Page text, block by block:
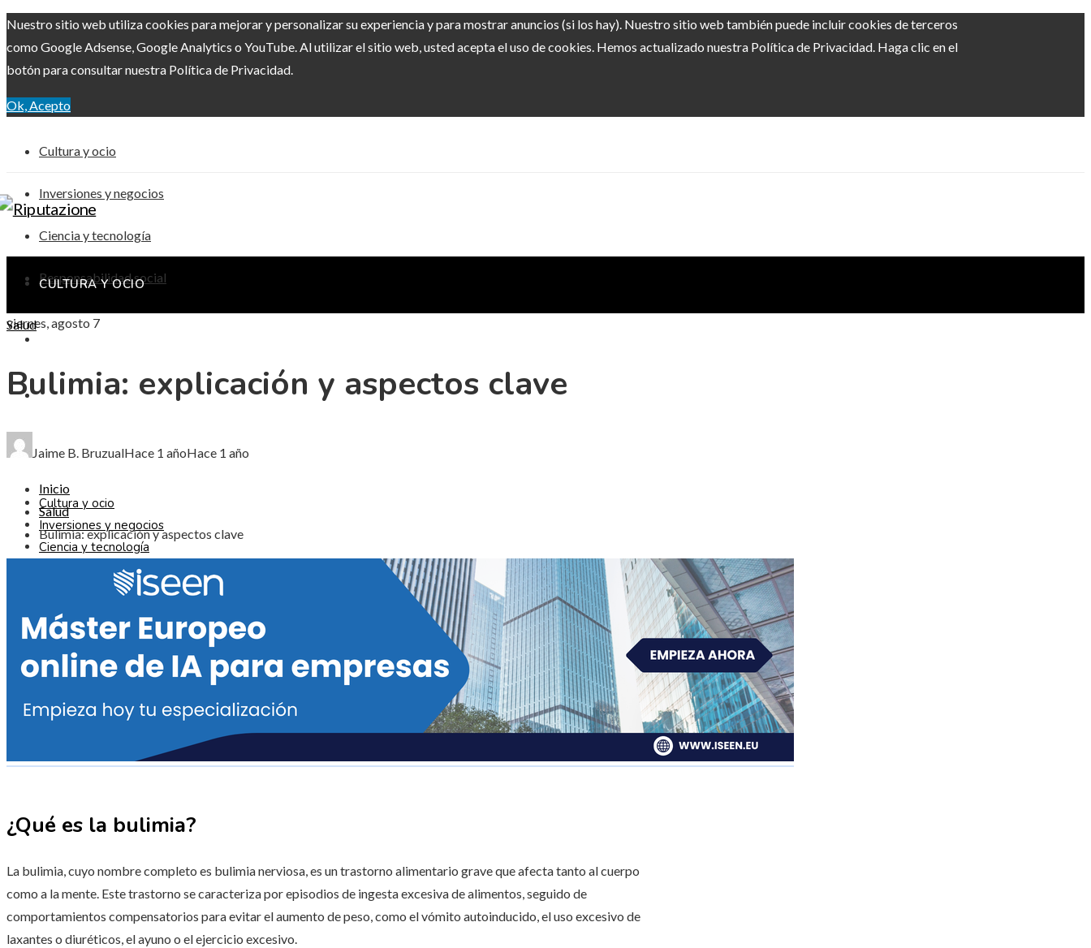
Nuestro sitio web utiliza cookies para mejorar y personalizar su experiencia y para mostrar anuncios (si los hay). Nuestro sitio web también puede incluir cookies de terceros
como Google Adsense, Google Analytics o YouTube. Al utilizar el sitio web, usted acepta el uso de cookies. Hemos actualizado nuestra Política de Privacidad. Haga clic en el
botón para consultar nuestra Política de Privacidad.
Ok, Acepto
Cultura y ocio
Inversiones y negocios
Ciencia y tecnología
Responsabilidad social
viernes, agosto 7
CULTURA Y OCIO
CIENCIA Y TECNOLOGÍA
RESPONSABILIDAD SOCIAL
Cultura y ocio
Inversiones y negocios
Ciencia y tecnología
Responsabilidad social
Salud
Bulimia: explicación y aspectos clave
Jaime B. BruzualHace 1 añoHace 1 año
Inicio
Salud
Bulimia: explicación y aspectos clave
¿Qué es la bulimia?
La bulimia, cuyo nombre completo es bulimia nerviosa, es un trastorno alimentario grave que afecta tanto al cuerpo
como a la mente. Este trastorno se caracteriza por episodios de ingesta excesiva de alimentos, seguido de
comportamientos compensatorios para evitar el aumento de peso, como el vómito autoinducido, el uso excesivo de
laxantes o diuréticos, el ayuno o el ejercicio excesivo.